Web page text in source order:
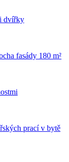
dvířky
fasády 180 m²
prací v bytě